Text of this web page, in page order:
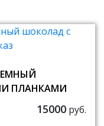
ПЛАНКАМИ
15000 руб.